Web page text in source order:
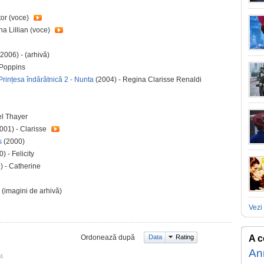
(voce)
Lillian (voce)
- (arhivă)
îndărătnică 2 - Nunta (2004) - Regina Clarisse Renaldi
Thayer
- Clarisse
(2000)
- Felicity
- Catherine
de arhivă)
Ordonează după Data Rating
Vezi
A